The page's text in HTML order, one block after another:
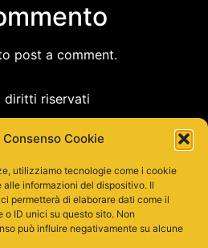
Cookie
utilizziamo tecnologie come i cookie
informazioni del dispositivo. Il
permetterà di elaborare dati come il
ID unici su questo sito. Non
può influire negativamente su alcune
post a comment.
diritti riservati